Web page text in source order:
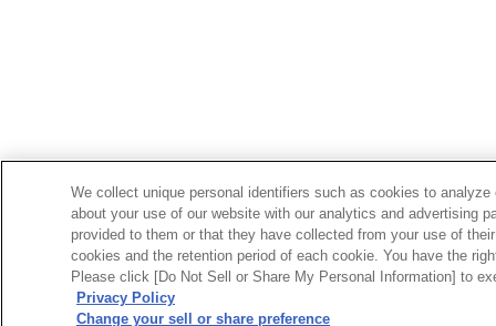
We collect unique personal identifiers such as cookies to
about your use of our website with our analytics and advertising
provided to them or that they have collected from your use of
cookies and the retention period of each cookie. You have the
Please click [Do Not Sell or Share My Personal Information] to
Privacy Policy
Change your sell or share preference